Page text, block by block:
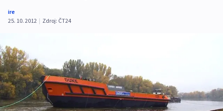
ire
25. 10. 2012 | Zdroj: ČT24